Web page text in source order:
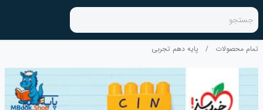
جستجو
تمام محصولات / پایه دهم تجربی